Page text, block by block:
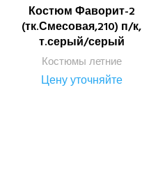
Костюм Фаворит-2
(тк.Смесовая,210) п/к,
т.серый/серый
Костюмы летние
Цену уточняйте